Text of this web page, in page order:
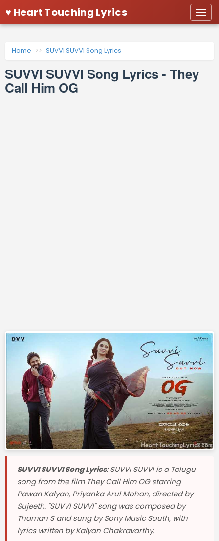
♥ Heart Touching Lyrics
Home SUVVI SUVVI Song Lyrics
SUVVI SUVVI Song Lyrics - They
Call Him OG
SUVVI SUVVI Song Lyrics: SUVVI SUVVI is a Telugu
song from the film They Call Him OG starring
Pawan Kalyan, Priyanka Arul Mohan, directed by
Sujeeth. "SUVVI SUVVI" song was composed by
Thaman S and sung by Sony Music South, with
lyrics written by Kalyan Chakravarthy.